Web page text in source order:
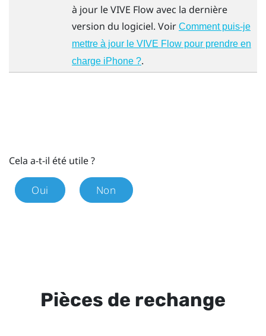
à jour leVIVE Flowavec la dernière
version du logiciel. Voir Comment puis-je
mettre à jour le VIVE Flow pour prendre en
charge iPhone ?.
Cela a-t-il été utile ?
Oui Non
Pièces de rechange